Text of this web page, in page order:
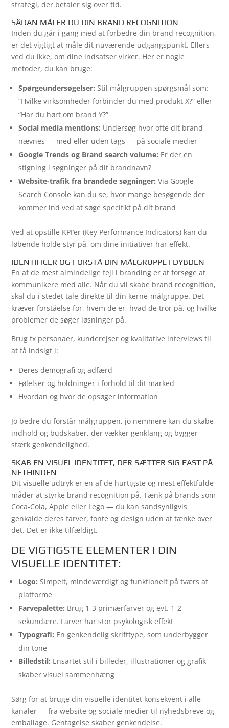
strategi, der betaler sig over tid.
SÅDAN MÅLER DU DIN BRAND RECOGNITION
Inden du går i gang med at forbedre din brand recognition,
er det vigtigt at måle dit nuværende udgangspunkt. Ellers
ved du ikke, om dine indsatser virker. Her er nogle
metoder, du kan bruge:
Spørgeundersøgelser: Stil målgruppen spørgsmål som:
“Hvilke virksomheder forbinder du med produkt X?” eller
“Har du hørt om brand Y?”
Social media mentions: Undersøg hvor ofte dit brand
nævnes — med eller uden tags — på sociale medier
Google Trends og Brand search volume: Er der en
stigning i søgninger på dit brandnavn?
Website-trafik fra brandede søgninger: Via Google
Search Console kan du se, hvor mange besøgende der
kommer ind ved at søge specifikt på dit brand
Ved at opstille KPI’er (Key Performance Indicators) kan du
løbende holde styr på, om dine initiativer har effekt.
IDENTIFICER OG FORSTÅ DIN MÅLGRUPPE I DYBDEN
En af de mest almindelige fejl i branding er at forsøge at
kommunikere med alle. Når du vil skabe brand recognition,
skal du i stedet tale direkte til din kerne-målgruppe. Det
kræver forståelse for, hvem de er, hvad de tror på, og hvilke
problemer de søger løsninger på.
Brug fx personaer, kunderejser og kvalitative interviews til
at få indsigt i:
Deres demografi og adfærd
Følelser og holdninger i forhold til dit marked
Hvordan og hvor de opsøger information
Jo bedre du forstår målgruppen, jo nemmere kan du skabe
indhold og budskaber, der vækker genklang og bygger
stærk genkendelighed.
SKAB EN VISUEL IDENTITET, DER SÆTTER SIG FAST PÅ
NETHINDEN
Dit visuelle udtryk er en af de hurtigste og mest effektfulde
måder at styrke brand recognition på. Tænk på brands som
Coca-Cola, Apple eller Lego — du kan sandsynligvis
genkalde deres farver, fonte og design uden at tænke over
det. Det er ikke tilfældigt.
DE VIGTIGSTE ELEMENTER I DIN
VISUELLE IDENTITET:
Logo: Simpelt, mindeværdigt og funktionelt på tværs af
platforme
Farvepalette: Brug 1-3 primærfarver og evt. 1-2
sekundære. Farver har stor psykologisk effekt
Typografi: En genkendelig skrifttype, som underbygger
din tone
Billedstil: Ensartet stil i billeder, illustrationer og grafik
skaber visuel sammenhæng
Sørg for at bruge din visuelle identitet konsekvent i alle
kanaler — fra website og sociale medier til nyhedsbreve og
emballage. Gentagelse skaber genkendelse.